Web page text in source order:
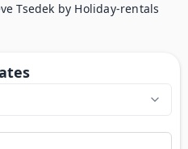
Tsedek by Holiday-rentals